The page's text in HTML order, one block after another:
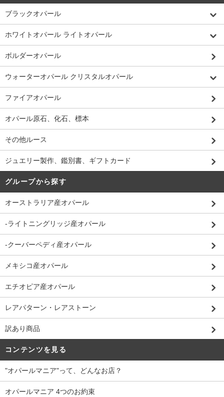
ブラックオパール
ホワイトオパール ライトオパール
ボルダーオパール
ウォーターオパール クリスタルオパール
ファイアオパール
オパール原石、化石、標本
その他ルース
ジュエリー製作、鑑別書、ギフトカード
グループから探す
オーストラリア産オパール
-ライトニングリッジ産オパール
-クーバーペディ産オパール
メキシコ産オパール
エチオピア産オパール
レアパターン・レアストーン
訳あり商品
コンテンツを見る
"オパールマニア"って、どんなお店？
オパールマニア 4つのお約束